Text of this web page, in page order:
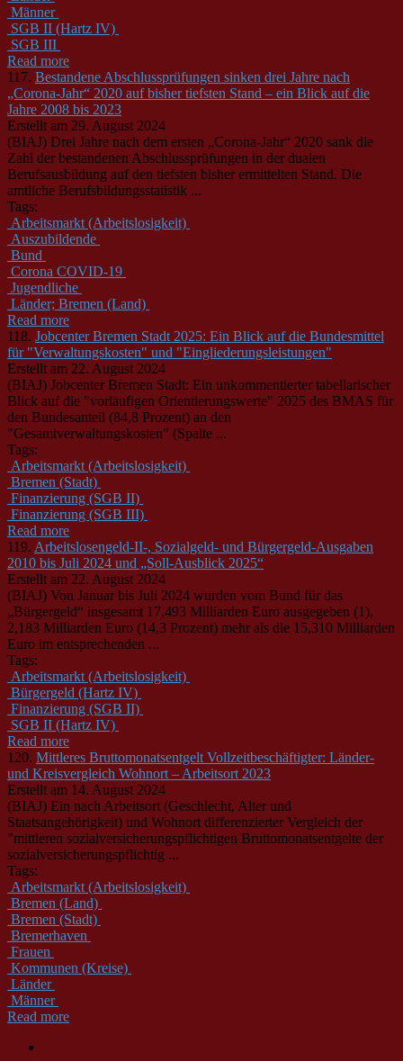
Männer
SGB II (Hartz IV)
SGB III
Read more
117. Bestandene Abschlussprüfungen sinken drei Jahre nach
„Corona-Jahr“ 2020 auf bisher tiefsten Stand – ein Blick auf die
Jahre 2008 bis 2023
Erstellt am 29. August 2024
(BIAJ) Drei Jahre nach dem ersten „Corona-Jahr“ 2020 sank die
Zahl der bestandenen Abschlussprüfungen in der dualen
Berufsausbildung auf den tiefsten bisher ermittelten Stand. Die
amtliche Berufsbildungsstatistik ...
Tags:
Arbeitsmarkt (Arbeitslosigkeit)
Auszubildende
Bund
Corona COVID-19
Jugendliche
Länder; Bremen (Land)
Read more
118. Jobcenter Bremen Stadt 2025: Ein Blick auf die Bundesmittel
für "Verwaltungskosten" und "Eingliederungsleistungen"
Erstellt am 22. August 2024
(BIAJ) Jobcenter Bremen Stadt: Ein unkommentierter tabellarischer
Blick auf die "vorläufigen Orientierungswerte" 2025 des BMAS für
den Bundesanteil (84,8 Prozent) an den
"Gesamtverwaltungskosten" (Spalte ...
Tags:
Arbeitsmarkt (Arbeitslosigkeit)
Bremen (Stadt)
Finanzierung (SGB II)
Finanzierung (SGB III)
Read more
119. Arbeitslosengeld-II-, Sozialgeld- und Bürgergeld-Ausgaben
2010 bis Juli 2024 und „Soll-Ausblick 2025“
Erstellt am 22. August 2024
(BIAJ) Von Januar bis Juli 2024 wurden vom Bund für das
„Bürgergeld“ insgesamt 17,493 Milliarden Euro ausgegeben (1),
2,183 Milliarden Euro (14,3 Prozent) mehr als die 15,310 Milliarden
Euro im entsprechenden ...
Tags:
Arbeitsmarkt (Arbeitslosigkeit)
Bürgergeld (Hartz IV)
Finanzierung (SGB II)
SGB II (Hartz IV)
Read more
120. Mittleres Bruttomonatsentgelt Vollzeitbeschäftigter: Länder-
und Kreisvergleich Wohnort – Arbeitsort 2023
Erstellt am 14. August 2024
(BIAJ) Ein nach Arbeitsort (Geschlecht, Alter und
Staatsangehörigkeit) und Wohnort differenzierter Vergleich der
"mittleren sozialversicherungspflichtigen Bruttomonatsentgelte der
sozialversicherungspflichtig ...
Tags:
Arbeitsmarkt (Arbeitslosigkeit)
Bremen (Land)
Bremen (Stadt)
Bremerhaven
Frauen
Kommunen (Kreise)
Länder
Männer
Read more